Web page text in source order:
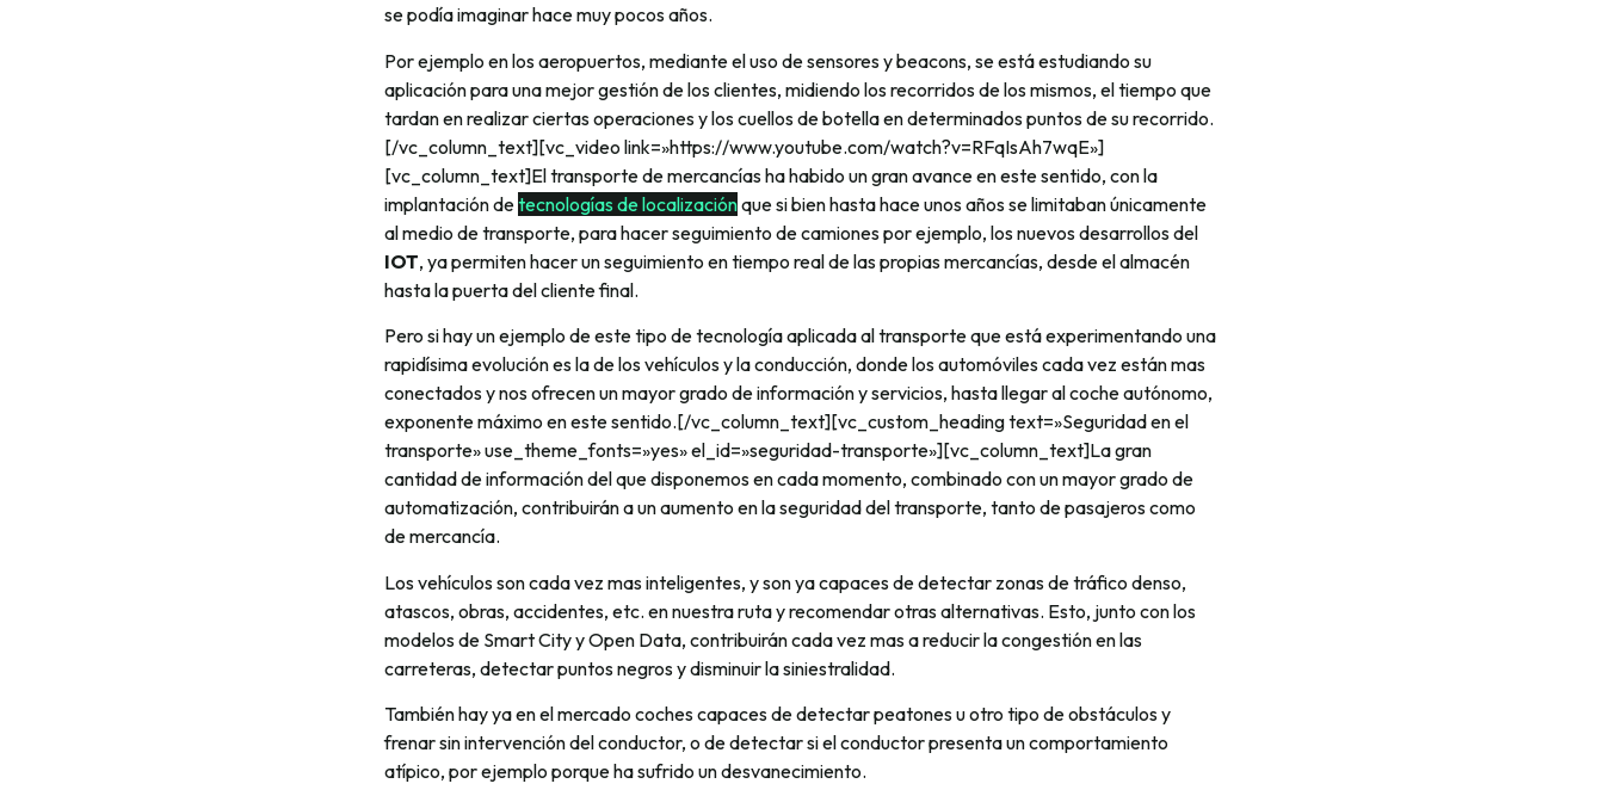
se podía imaginar hace muy pocos años.
Por ejemplo en los aeropuertos, mediante el uso de sensores y beacons, se está estudiando su
aplicación para una mejor gestión de los clientes, midiendo los recorridos de los mismos, el tiempo que
tardan en realizar ciertas operaciones y los cuellos de botella en determinados puntos de su recorrido.
[/vc_column_text][vc_video link=»https://www.youtube.com/watch?v=RFqIsAh7wqE»]
[vc_column_text]El transporte de mercancías ha habido un gran avance en este sentido, con la
implantación detecnologías de localizaciónque si bien hasta hace unos años se limitaban únicamente
al medio de transporte, para hacer seguimiento de camiones por ejemplo, los nuevos desarrollos del
IOT, ya permiten hacer un seguimiento en tiempo real de las propias mercancías, desde el almacén
hasta la puerta del cliente final.
Pero si hay un ejemplo de este tipo de tecnología aplicada al transporte que está experimentando una
rapidísima evolución es la de los vehículos y la conducción, donde los automóviles cada vez están mas
conectados y nos ofrecen un mayor grado de información y servicios, hasta llegar al coche autónomo,
exponente máximo en este sentido.[/vc_column_text][vc_custom_heading text=»Seguridad en el
transporte» use_theme_fonts=»yes» el_id=»seguridad-transporte»][vc_column_text]La gran
cantidad de información del que disponemos en cada momento, combinado con un mayor grado de
automatización, contribuirán a un aumento en la seguridad del transporte, tanto de pasajeros como
de mercancía.
Los vehículos son cada vez mas inteligentes, y son ya capaces de detectar zonas de tráfico denso,
atascos, obras, accidentes, etc. en nuestra ruta y recomendar otras alternativas. Esto, junto con los
modelos de Smart City y Open Data, contribuirán cada vez mas a reducir la congestión en las
carreteras, detectar puntos negros y disminuir la siniestralidad.
También hay ya en el mercado coches capaces de detectar peatones u otro tipo de obstáculos y
frenar sin intervención del conductor, o de detectar si el conductor presenta un comportamiento
atípico, por ejemplo porque ha sufrido un desvanecimiento.